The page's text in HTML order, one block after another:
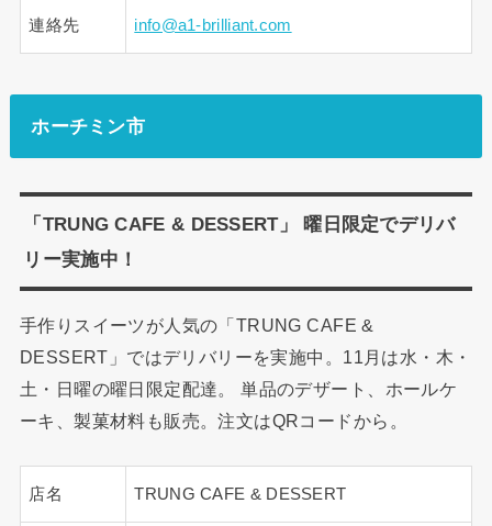
連絡先 info@a1-brilliant.com
ホーチミン市
「TRUNG CAFE & DESSERT」 曜日限定でデリバ
リー実施中！
手作りスイーツが人気の「TRUNG CAFE &
DESSERT」ではデリバリーを実施中。11月は水・木・
土・日曜の曜日限定配達。 単品のデザート、ホールケ
ーキ、製菓材料も販売。注文はQRコードから。
店名 TRUNG CAFE & DESSERT